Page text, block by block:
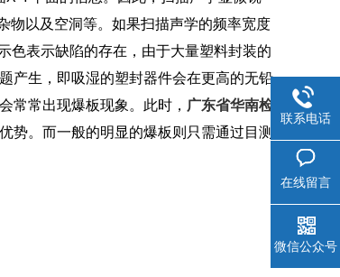
物以及空洞等。如果扫描声学的频率宽度
色表示缺陷的存在，由于大量塑料封装的
产生，即吸湿的塑封器件会在更高的无铅
常常出现爆板现象。此时， 广东省华南检
势。而一般的明显的爆板则只需通过目测
联系电话
在线留言
微信公众号